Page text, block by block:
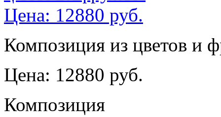
Композиция из цветов и
Цена: 12880 руб.
Композиция